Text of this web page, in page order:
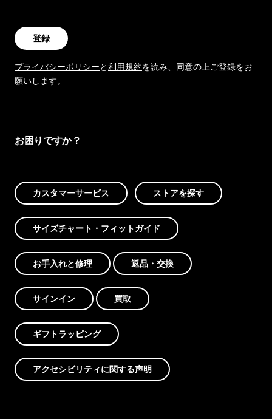
登録
プライバシーポリシーと利用規約を読み、同意の上ご登録をお
願いします。
お困りですか？
カスタマーサービス ストアを探す
サイズチャート・フィットガイド
お手入れと修理 返品・交換
サインイン 買取
ギフトラッピング
アクセシビリティに関する声明